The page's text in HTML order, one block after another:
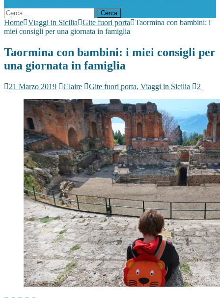
Ricerca
per:
Home Viaggi in Sicilia Gite fuori porta
Taormina con bambini: i
miei consigli per una giornata in famiglia
Taormina con bambini: i miei consigli per
una giornata in famiglia
21 Marzo 2019 Claire Gite fuori porta, Viaggi in Sicilia 2